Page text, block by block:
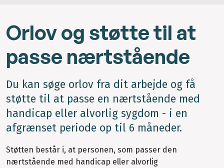
Orlov og støtte til at
passe nærtstående
Du kan søge orlov fra dit arbejde og få
støtte til at passe en nærtstående med
handicap eller alvorlig sygdom - i en
afgrænset periode op til 6 måneder.
Støtten består i, at personen, som passer den
nærtstående med handicap eller alvorlig